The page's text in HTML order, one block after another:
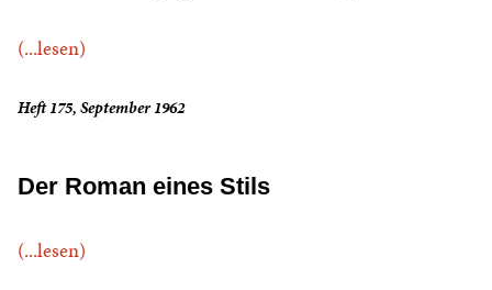
(...lesen)
Heft 175, September 1962
Der Roman eines Stils
(...lesen)